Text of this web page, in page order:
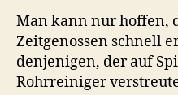
Man kann nur hoffen,
Zeitgenossen schnell
denjenigen, der auf
Rohrreiniger